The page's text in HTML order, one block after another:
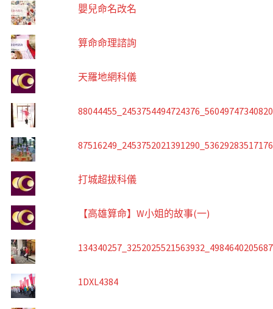
嬰兒命名改名
算命命理諮詢
天羅地網科儀
打城超拔科儀
【高雄算命】W小姐的故事(一)
1DXL4384